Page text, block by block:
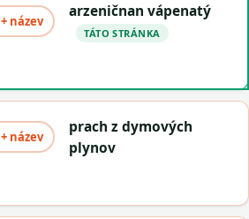
+ název
arzeničnan vápenatý
TÁTO STRÁNKA
+ název
prach z dymových
plynov